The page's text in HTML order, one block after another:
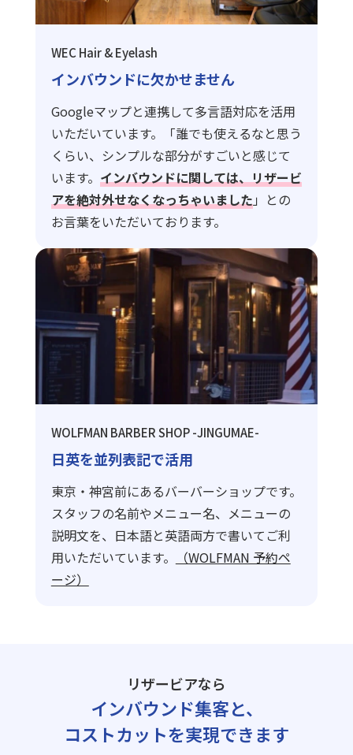
WEC Hair & Eyelash
インバウンドに欠かせません
Googleマップと連携して多言語対応を活用
いただいています。「誰でも使えるなと思う
くらい、シンプルな部分がすごいと感じて
います。 インバウンドに関しては、リザービ
アを絶対外せなくなっちゃいました」との
お言葉をいただいております。
WOLFMAN BARBER SHOP -JINGUMAE-
日英を並列表記で活用
東京・神宮前にあるバーバーショップです。
スタッフの名前やメニュー名、メニューの
説明文を、日本語と英語両方で書いてご利
用いただいています。
（WOLFMAN 予約ペ
ージ）
リザービアなら
インバウンド集客と、
コストカットを実現できます